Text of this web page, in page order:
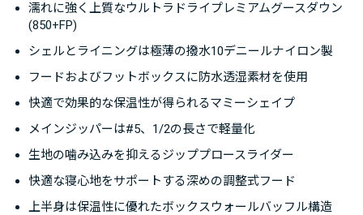
濡れに強く上質なウルトラドライプレミアムグースダウン
(850+FP)
シェルとライニングは極薄の撥水10デニールナイロン製
フードおよびフットボックスに防水透湿素材を使用
快適で効果的な保温性が得られるマミーシェイプ
メインジッパーは#5、1/2の長さで軽量化
生地の噛み込みを抑えるジッププロースライダー
快適な寝心地をサポートする深めの調整式フード
上半身は保温性に優れたボックスウォールバッフル構造